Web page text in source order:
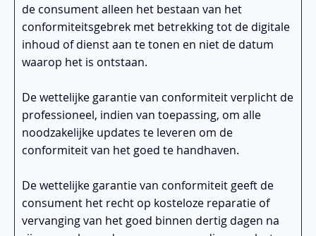
de consument alleen het bestaan van het
conformiteitsgebrek met betrekking tot de digitale
inhoud of dienst aan te tonen en niet de datum
waarop het is ontstaan.
De wettelijke garantie van conformiteit verplicht de
professioneel, indien van toepassing, om alle
noodzakelijke updates te leveren om de
conformiteit van het goed te handhaven.
De wettelijke garantie van conformiteit geeft de
consument het recht op kosteloze reparatie of
vervanging van het goed binnen dertig dagen na